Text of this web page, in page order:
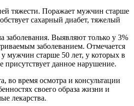
тяжести. Поражает мужчин старше
сахарный диабет, тяжелый
заболевания. Выявляют только у 3%
заболеванием. Отмечается
мужчин старше 50 лет, у которых в
присутствует данное нарушение.
во время осмотра и консультации
своего образа жизни и
лекарства.